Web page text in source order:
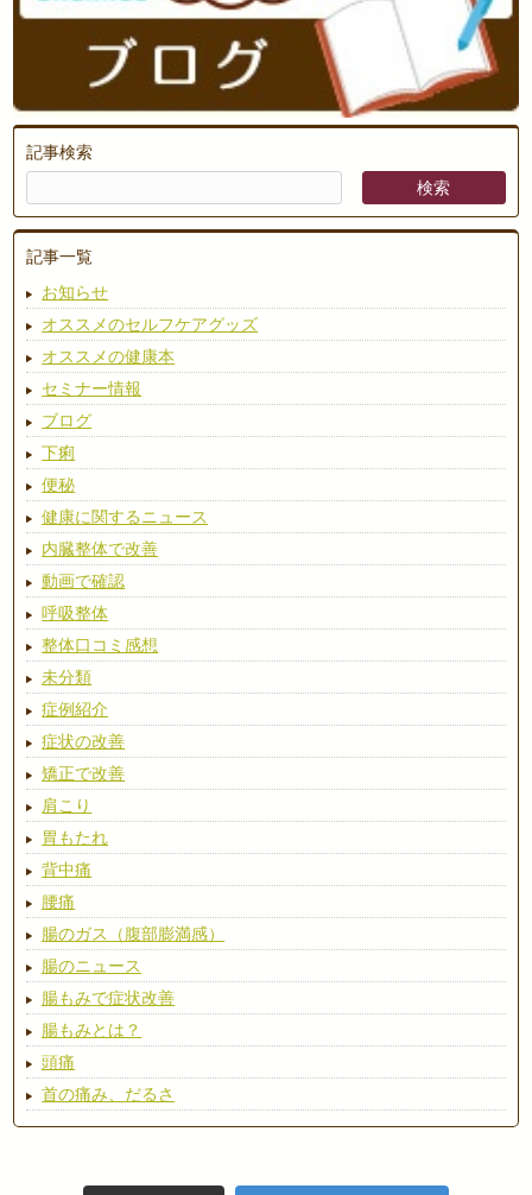
記事検索
記事一覧
お知らせ
オススメのセルフケアグッズ
オススメの健康本
セミナー情報
ブログ
下痢
便秘
健康に関するニュース
内臓整体で改善
動画で確認
呼吸整体
整体口コミ感想
未分類
症例紹介
症状の改善
矯正で改善
肩こり
胃もたれ
背中痛
腰痛
腸のガス（腹部膨満感）
腸のニュース
腸もみで症状改善
腸もみとは？
頭痛
首の痛み、だるさ